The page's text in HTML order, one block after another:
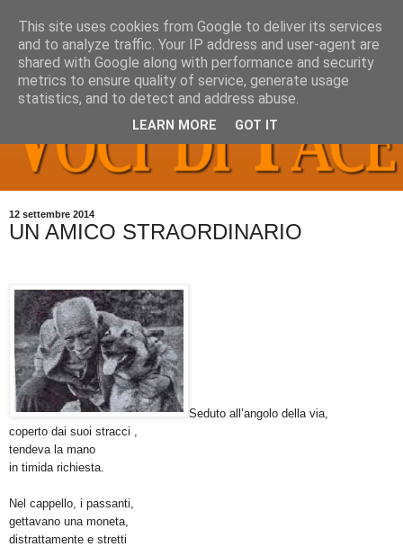
12 settembre 2014
UN AMICO STRAORDINARIO
Seduto all’angolo della via,
coperto dai suoi stracci ,
tendeva la mano
in timida richiesta.
Nel cappello, i passanti,
gettavano una moneta,
distrattamente e stretti
This site uses cookies from Google to deliver its services
and to analyze traffic. Your IP address and user-agent are
shared with Google along with performance and security
metrics to ensure quality of service, generate usage
statistics, and to detect and address abuse.
LEARN MORE GOT IT